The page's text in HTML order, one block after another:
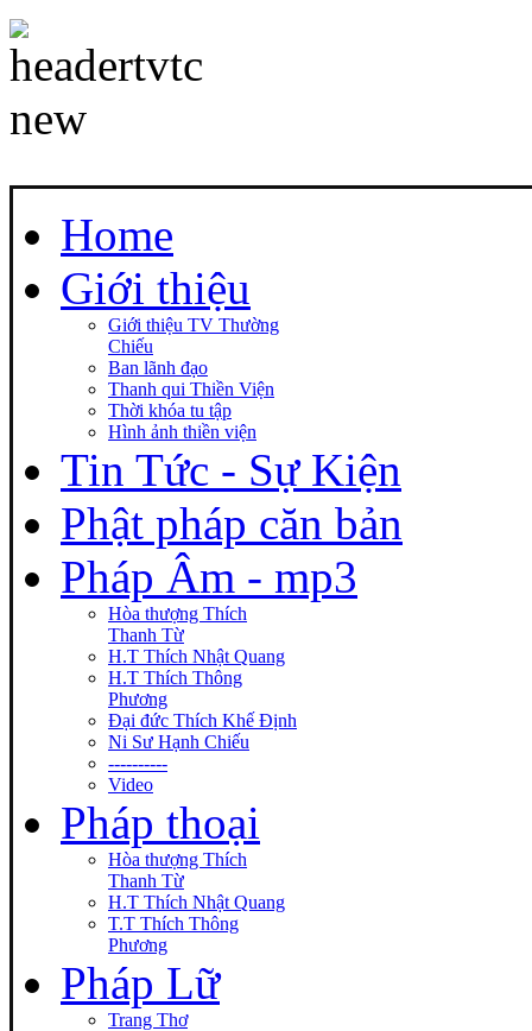
Home
Giới thiệu
Giới thiệu TV Thường
Chiếu
Ban lãnh đạo
Thanh qui Thiền Viện
Thời khóa tu tập
Hình ảnh thiền viện
Tin Tức - Sự Kiện
Phật pháp căn bản
Pháp Âm - mp3
Hòa thượng Thích
Thanh Từ
H.T Thích Nhật Quang
H.T Thích Thông
Phương
Đại đức Thích Khế Định
Ni Sư Hạnh Chiếu
----------
Video
Pháp thoại
Hòa thượng Thích
Thanh Từ
H.T Thích Nhật Quang
T.T Thích Thông
Phương
Pháp Lữ
Trang Thơ